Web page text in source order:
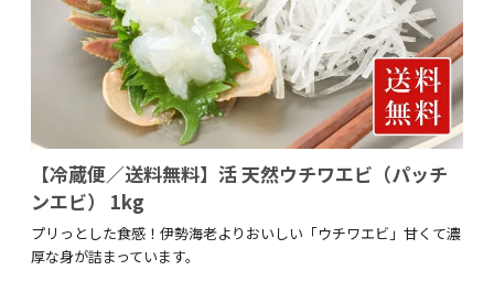
【冷蔵便／送料無料】活 天然ウチワエビ（パッチ
ンエビ） 1kg
プリっとした食感！伊勢海老よりおいしい「ウチワエビ」甘くて濃
厚な身が詰まっています。